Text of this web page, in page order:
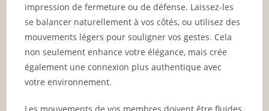
impression de fermeture ou de défense. Laissez-les
se balancer naturellement à vos côtés, ou utilisez des
mouvements légers pour souligner vos gestes. Cela
non seulement enhance votre élégance, mais crée
également une connexion plus authentique avec
votre environnement.